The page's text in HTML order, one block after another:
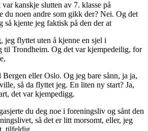
kanskje slutten av 7. klasse på
du noen andre som gikk der? Nei. Og det
så kjente jeg faktisk på den der at
jeg flyttet uten å kjenne en sjel i
til Trondheim. Og det var kjempedeilig, for
eller Oslo. Og jeg bare sånn, ja ja,
så da flyttet jeg. En liten ny start? Ja,
det var kjempedigg.
du deg noe i foreningsliv og sånt den
så det er litt morsomt, eller, jeg